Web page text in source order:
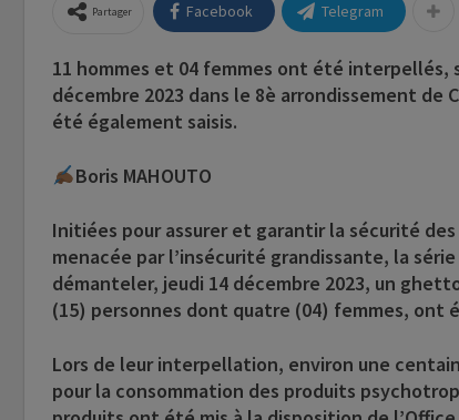
Partager Facebook Telegram
11 hommes et 04 femmes ont été
décembre 2023 dans le 8è arrondissement
été également saisis.
Boris MAHOUTO
Initiées pour assurer et garantir la sécurité
menacée par l’insécurité grandissante, la
démanteler, jeudi 14 décembre 2023, un
(15) personnes dont quatre (04) femmes, ont
Lors de leur interpellation, environ une
pour la consommation des produits